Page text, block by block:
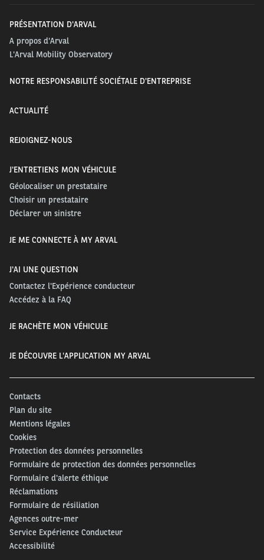
PRÉSENTATION D'ARVAL
A propos d'Arval
L'Arval Mobility Observatory
NOTRE RESPONSABILITÉ SOCIÉTALE D'ENTREPRISE
ACTUALITÉ
REJOIGNEZ-NOUS
J'ENTRETIENS MON VÉHICULE
Géolocaliser un prestataire
Choisir un prestataire
Déclarer un sinistre
JE ME CONNECTE À MY ARVAL
J'AI UNE QUESTION
Contactez l'Expérience conducteur
Accédez à la FAQ
JE RACHÈTE MON VÉHICULE
JE DÉCOUVRE L'APPLICATION MY ARVAL
Contacts
Plan du site
Mentions légales
Cookies
Protection des données personnelles
Formulaire de protection des données personnelles
Formulaire d'alerte éthique
Réclamations
Formulaire de résiliation
Agences outre-mer
Service Expérience Conducteur
Accessibilité